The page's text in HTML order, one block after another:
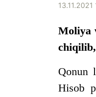
13.11.2021
Moliya
Qonun
Hisob